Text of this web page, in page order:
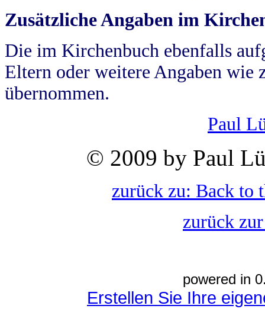
Zusätzliche Angaben im
Die im Kirchenbuch ebenfalls
Eltern oder weitere Angaben wie
übernommen.
Paul
© 2009 by Paul
zurück zu: Back to
zurück
powered in
Erstellen Sie Ihre